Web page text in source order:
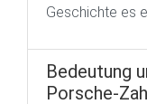
Geschichte es
Bedeutung
Porsche-